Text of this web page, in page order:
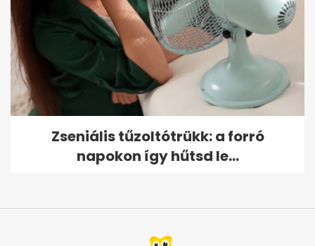
Zseniális tűzoltótrükk: a forró
napokon így hűtsd le...